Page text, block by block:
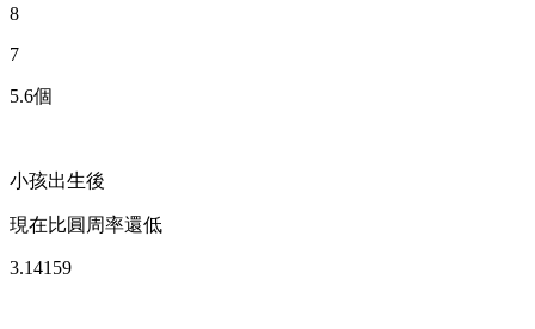
8
7
5.6個
小孩出生後
現在比圓周率還低
3.14159